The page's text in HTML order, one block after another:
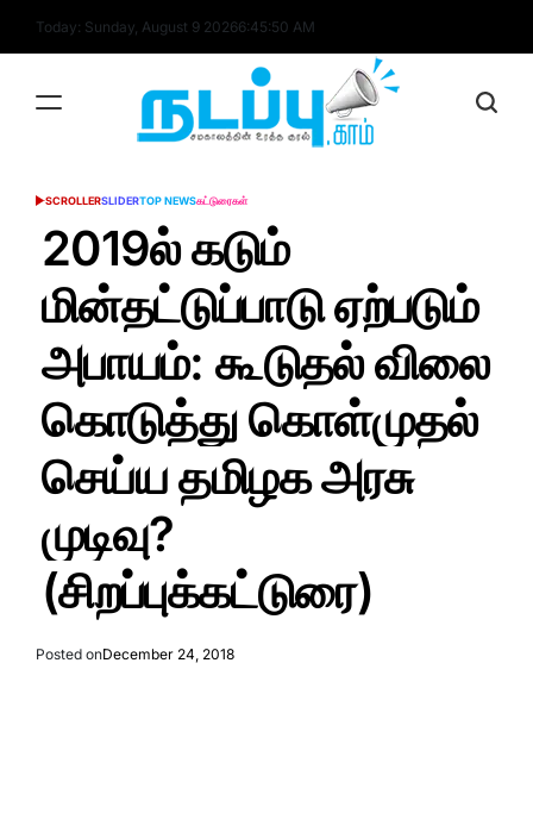
Today: Sunday, August 9 20266:45:50 AM
POSTED
SCROLLERSLIDERTOP NEWSகட்டுரைகள்
2019ல் கடும்
மின்தட்டுப்பாடு ஏற்படும்
அபாயம்: கூடுதல் விலை
கொடுத்து கொள்முதல்
செய்ய தமிழக அரசு
முடிவு?
(சிறப்புக்கட்டுரை)
Posted onDecember 24, 2018